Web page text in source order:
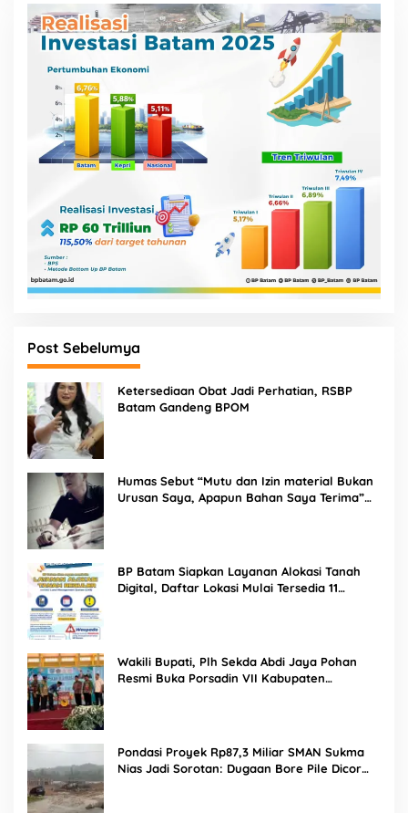
Post Sebelumya
Ketersediaan Obat Jadi Perhatian, RSBP
Batam Gandeng BPOM
Humas Sebut “Mutu dan Izin material Bukan
Urusan Saya, Apapun Bahan Saya Terima”
BP Batam Siapkan Layanan Alokasi Tanah
Digital, Daftar Lokasi Mulai Tersedia 11
Wakili Bupati, Plh Sekda Abdi Jaya Pohan
Resmi Buka Porsadin VII Kabupaten
Pondasi Proyek Rp87,3 Miliar SMAN Sukma
Nias Jadi Sorotan: Dugaan Bore Pile Dicor